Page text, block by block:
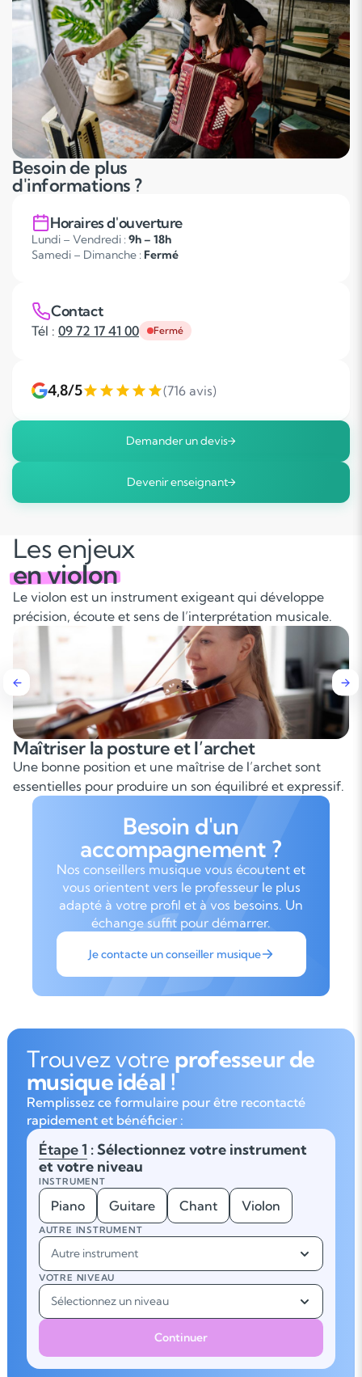
Besoin de plus
d'informations ?
Horaires d'ouverture
Lundi – Vendredi : 9h – 18h
Samedi – Dimanche : Fermé
Contact
Tél : 09 72 17 41 00 Fermé
4,8/5 (716 avis)
Demander un devis
Devenir enseignant
Les enjeux
en violon
Le violon est un instrument exigeant qui développe
précision, écoute et sens de l’interprétation musicale.
l’archet
de l’archet sont
son équilibré et expressif.
Travailler la justesse
Sans repères visuels, le
pour jouer juste et
Besoin d'un
accompagnement ?
Nos conseillers musique vous écoutent et
vous orientent vers le professeur le plus
adapté à votre profil et à vos besoins. Un
échange suffit pour démarrer.
Je contacte un conseiller musique
Trouvez votre professeur de
musique idéal !
Remplissez ce formulaire pour être recontacté
rapidement et bénéficier :
Étape 1 : Sélectionnez votre instrument
et votre niveau
INSTRUMENT
Piano Guitare Chant Violon
AUTRE INSTRUMENT
Autre instrument
VOTRE NIVEAU
Sélectionnez un niveau
Continuer